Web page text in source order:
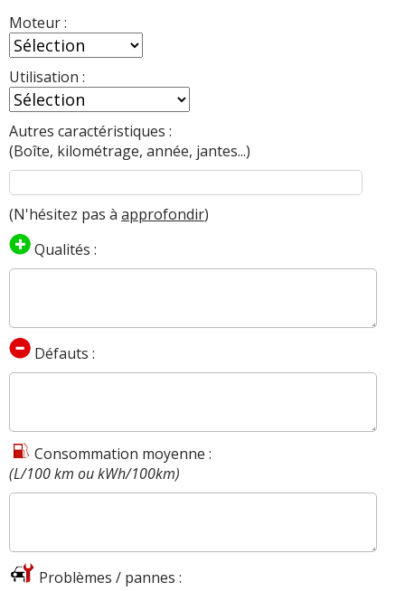
Moteur :
Utilisation :
Autres caractéristiques :
(Boîte, kilométrage, année, jantes...)
(N'hésitez pas à approfondir)
Qualités :
Défauts :
Consommation moyenne :
(L/100 km ou kWh/100km)
Problèmes / pannes :